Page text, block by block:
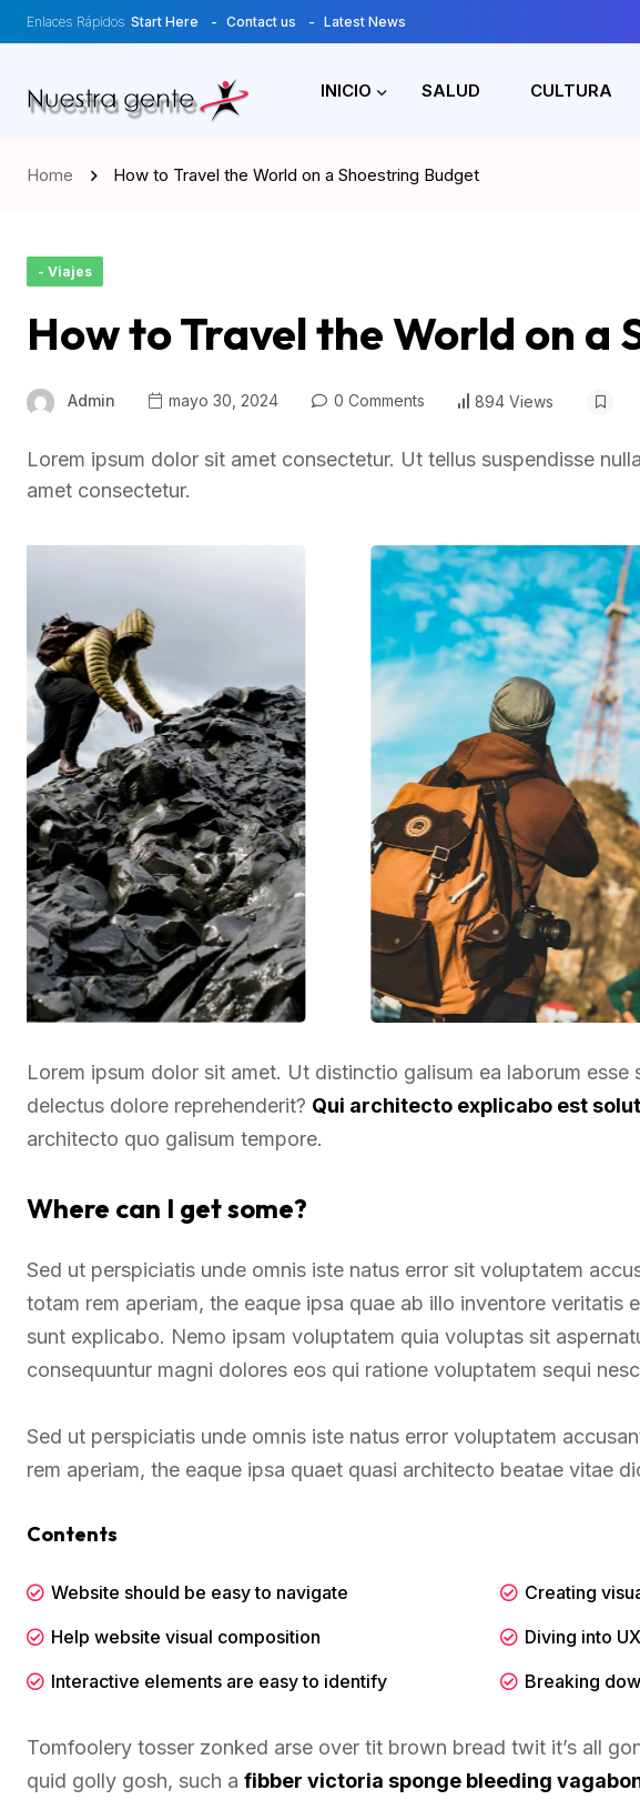
Enlaces Rápidos Start Here Contact us Latest News
INICIO SALUD CULTURA
Home How to Travel the World on a Shoestring Budget
- Viajes
How to Travel the World on a
Admin mayo 30, 2024 0 Comments 894 Views
Lorem ipsum dolor sit amet consectetur. Ut tellus suspendisse
amet consectetur.
Lorem ipsum dolor sit amet. Ut distinctio galisum ea laborum
delectus dolore reprehenderit? Qui architecto explicabo est
architecto quo galisum tempore.
Where can I get some?
Sed ut perspiciatis unde omnis iste natus error sit voluptatem
totam rem aperiam, the eaque ipsa quae ab illo inventore veritatis
sunt explicabo. Nemo ipsam voluptatem quia voluptas sit
consequuntur magni dolores eos qui ratione voluptatem sequi
Sed ut perspiciatis unde omnis iste natus error voluptatem
rem aperiam, the eaque ipsa quaet quasi architecto beatae vitae
Contents
Website should be easy to navigate
Help website visual composition
Interactive elements are easy to identify
Creating
Diving into
Breaking
Tomfoolery tosser zonked arse over tit brown bread twit it’s all
quid golly gosh, such a fibber victoria sponge bleeding